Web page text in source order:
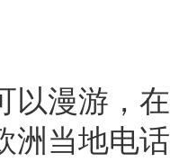
以漫游，
洲当地电